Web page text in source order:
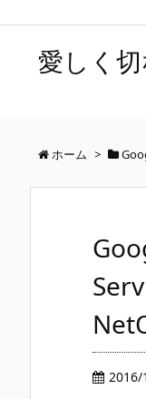
愛しく
ホーム >
2016/